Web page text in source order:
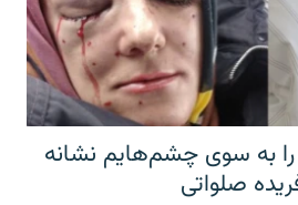
به سوی چشم‌هایم نشانه
صلواتی